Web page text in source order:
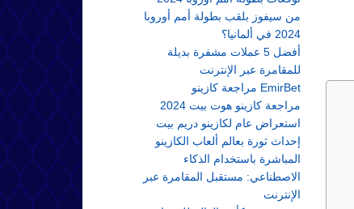
من سيفوز بلقب بطولة أمم أوروبا
2024 في ألمانيا؟
أفضل 5 عملات مشفرة بديلة
للمقامرة عبر الإنترنت
مراجعة كازينو EmirBet
مراجعة كازينو هوت بيت 2024
استعراض عام لكازينو دريم بيت
إحداث ثورة بعالم ألعاب الكازينو
المباشرة باستخدام الذكاء
الاصطناعي: مستقبل المقامرة عبر
الإنترنت